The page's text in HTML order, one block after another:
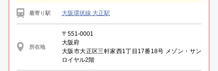
最寄り駅 大阪環状線 大正駅
所在地
〒551-0001
大阪府
大阪市大正区三軒家西1丁目17番18号 メゾン・サン
ロイヤル2階